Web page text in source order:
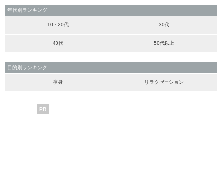
年代別ランキング
10・20代 30代
40代 50代以上
目的別ランキング
痩身 リラクゼーション
PR